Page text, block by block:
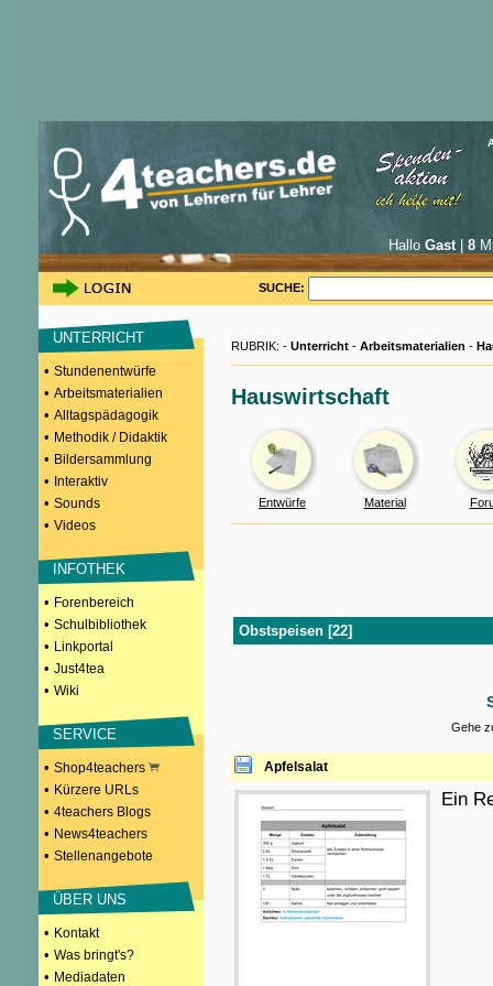
Hallo Gast| 8
SUCHE:
UNTERRICHT
• Stundenentwürfe
• Arbeitsmaterialien
• Alltagspädagogik
• Methodik / Didaktik
• Bildersammlung
• Interaktiv
• Sounds
• Videos
INFOTHEK
• Forenbereich
• Schulbibliothek
• Linkportal
• Just4tea
• Wiki
SERVICE
• Shop4teachers
• Kürzere URLs
• 4teachers Blogs
• News4teachers
• Stellenangebote
ÜBER UNS
• Kontakt
• Was bringt's?
• Mediadaten
RUBRIK: - Unterricht - Arbeitsmaterialien -
Hauswirtschaft
Entwürfe Material
Obstspeisen [22]
Gehe
Apfelsalat
Ein